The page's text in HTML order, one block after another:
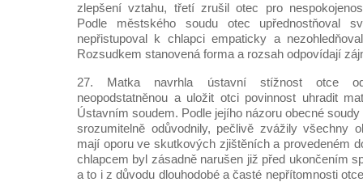
zlepšení vztahu, třetí zrušil otec pro
Podle městského soudu otec upřednostňoval
nepřistupoval k chlapci empaticky a
Rozsudkem stanovená forma a rozsah odpovídají
27. Matka navrhla ústavní stížnost otce
neopodstatněnou a uložit otci povinnost uhradit
Ústavním soudem. Podle jejího názoru obecné
srozumitelně odůvodnily, pečlivě zvážily všechny
mají oporu ve skutkových zjištěních a provedeném
chlapcem byl zásadně narušen již před ukončením
a to i z důvodu dlouhodobé a časté nepřítomnosti